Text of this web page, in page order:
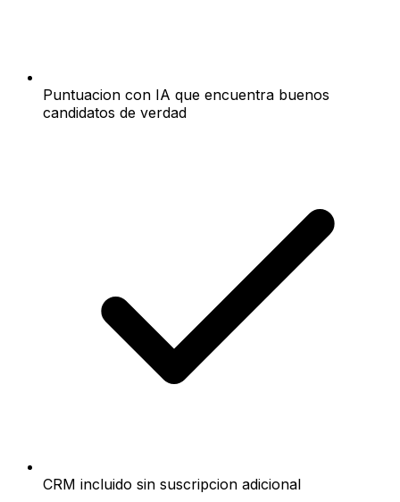
Puntuacion con IA que encuentra buenos
candidatos de verdad
CRM incluido sin suscripcion adicional